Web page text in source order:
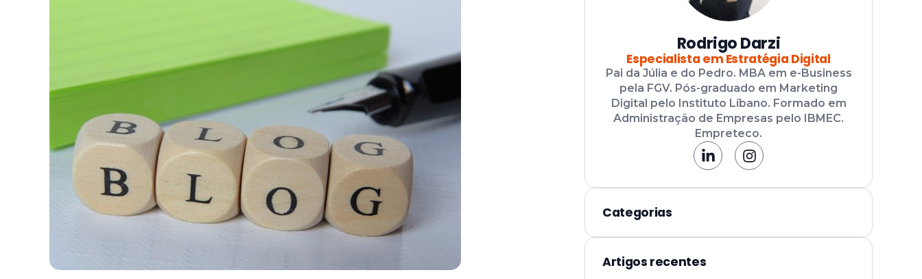
Rodrigo Darzi
Especialista em Estratégia Digital
Pai da Júlia e do Pedro. MBA em e-Business
pela FGV. Pós-graduado em Marketing
Digital pelo Instituto Líbano. Formado em
Administração de Empresas pelo IBMEC.
Empreteco.
Categorias
Artigos recentes